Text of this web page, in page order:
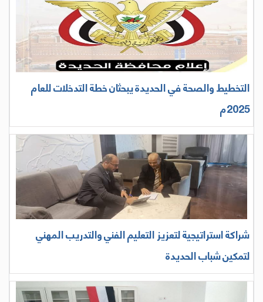
التخطيط والصحة في الحديدة يبحثان خطة التدخلات للعام
2025م
شراكة استراتيجية لتعزيز التعليم الفني والتدريب المهني
لتمكين شباب الحديدة